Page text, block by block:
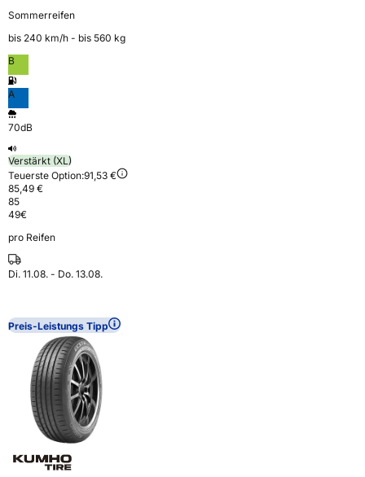
Sommerreifen
bis 240 km⁠/⁠h - bis 560 kg
B
A
70dB
Verstärkt (XL)
Teuerste Option:91,53 €
85,49 €
85
49€
pro Reifen
Di. 11.08. - Do. 13.08.
Preis-Leistungs Tipp